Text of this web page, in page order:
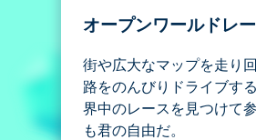
オープンワールドレ
街や広大なマップを走り
路をのんびりドライブす
界中のレースを見つけて
も君の自由だ。